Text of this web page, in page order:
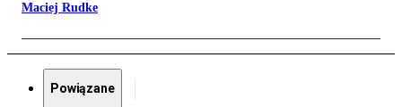
Maciej Rudke
Powiązane